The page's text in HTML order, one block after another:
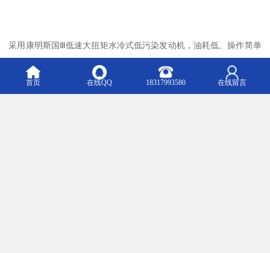
采用康明斯国Ⅲ低速大扭矩水冷式低污染发动机，油耗低、操作简单
高，制动安全、可靠性高，轮胎寿命长。
首页 在线QQ 18317993580 在线留言